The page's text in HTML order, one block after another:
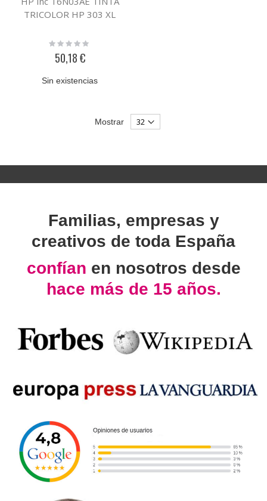
TRICOLOR HP 303 XL
Rating:
50,18 €
Sin existencias
Mostrar
Familias, empresas y
creativos de toda España
confían en nosotros desde
hace más de 15 años.